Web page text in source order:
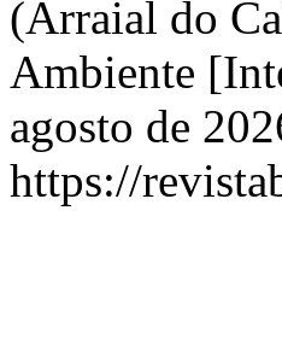
(Arraial do
Ambiente
agosto de
https://